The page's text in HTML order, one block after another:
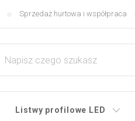
Sprzedaż hurtowa i współpraca
Listwy profilowe LED